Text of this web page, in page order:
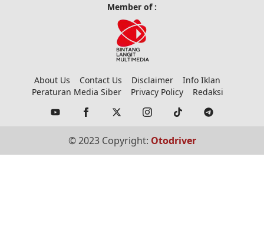
Member of :
About Us Contact Us Disclaimer
Info Iklan
Peraturan Media Siber
Privacy Policy Redaksi
© 2023 Copyright: Otodriver